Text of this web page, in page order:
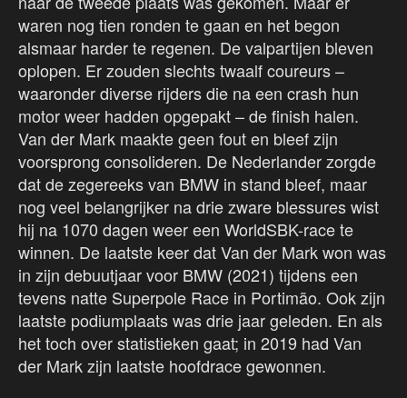
waren nog tien ronden te gaan en het begon
alsmaar harder te regenen. De valpartijen bleven
oplopen. Er zouden slechts twaalf coureurs –
waaronder diverse rijders die na een crash hun
motor weer hadden opgepakt – de finish halen.
Van der Mark maakte geen fout en bleef zijn
voorsprong consolideren. De Nederlander zorgde
dat de zegereeks van BMW in stand bleef, maar
nog veel belangrijker na drie zware blessures wist
hij na 1070 dagen weer een WorldSBK-race te
winnen. De laatste keer dat Van der Mark won was
in zijn debuutjaar voor BMW (2021) tijdens een
tevens natte Superpole Race in Portimão. Ook zijn
laatste podiumplaats was drie jaar geleden. En als
het toch over statistieken gaat; in 2019 had Van
der Mark zijn laatste hoofdrace gewonnen.